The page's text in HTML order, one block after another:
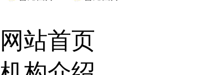
网站首页